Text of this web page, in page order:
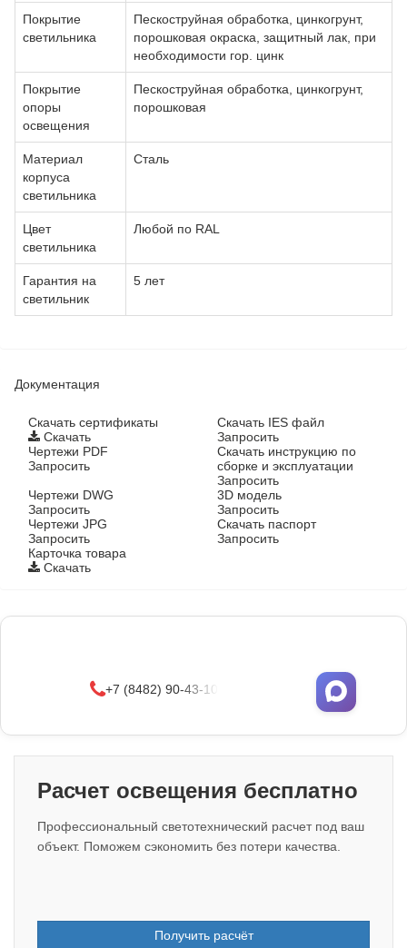
Покрытие
светильника
Пескоструйная обработка, цинкогрунт,
порошковая окраска, защитный лак, при
необходимости гор. цинк
Покрытие
опоры
освещения
Пескоструйная обработка, цинкогрунт,
порошковая
Материал
корпуса
светильника
Сталь
Цвет
светильника
Любой по RAL
Гарантия на
светильник
5 лет
Документация
Cкачать сертификаты
Скачать
Скачать IES файл
Запросить
Чертежи PDF
Запросить
Скачать инструкцию по
сборке и эксплуатации
Запросить
Чертежи DWG
Запросить
3D модель
Запросить
Чертежи JPG
Запросить
Скачать паспорт
Запросить
Карточка товара
Скачать
+7 (8482) 90-43-10
Расчет освещения бесплатно
Профессиональный светотехнический расчет под ваш
объект. Поможем сэкономить без потери качества.
Получить расчёт